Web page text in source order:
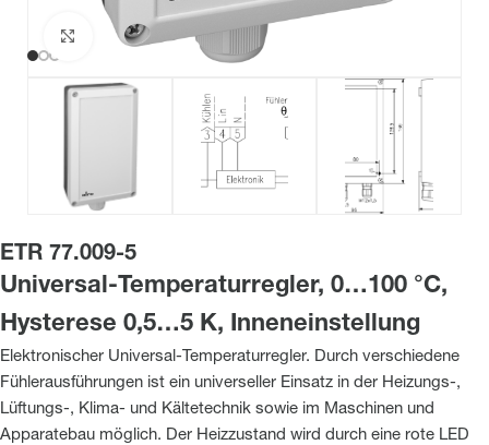
ETR 77.009-5
Universal-Temperaturregler, 0…100 °C,
Hysterese 0,5…5 K, Inneneinstellung
Elektronischer Universal-Temperaturregler. Durch verschiedene
Fühlerausführungen ist ein universeller Einsatz in der Heizungs-,
Lüftungs-, Klima- und Kältetechnik sowie im Maschinen und
Apparatebau möglich. Der Heizzustand wird durch eine rote LED
Zum Vergrößern klicken